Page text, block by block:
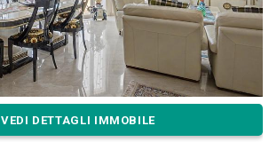
VEDI DETTAGLI IMMOBILE